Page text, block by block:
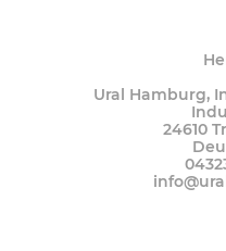
Ural Hamburg,
24610